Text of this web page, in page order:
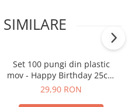
Set 100 pungi din plastic
mov - Happy Birthday 25cm
x 20cm
29,90 RON